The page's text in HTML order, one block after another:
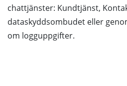
chattjänster: Kundtjänst,
dataskyddsombudet eller
om logguppgifter.